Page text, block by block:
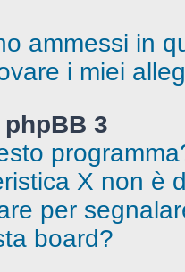
ammessi in
i miei
3
X non è
per
board?